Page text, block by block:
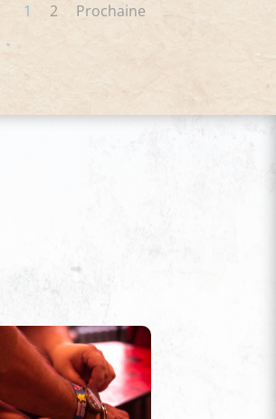
1 2 Prochaine